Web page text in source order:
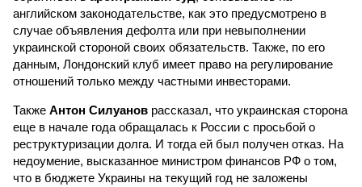
английском законодательстве, как это предусмотрено в
случае объявления дефолта или при невыполнении
украинской стороной своих обязательств. Также, по его
данным, Лондонский клуб имеет право на регулирование
отношений только между частными инвесторами.
Также Антон Силуанов рассказал, что украинская сторона
еще в начале года обращалась к России с просьбой о
реструктуризации долга. И тогда ей был получен отказ. На
недоумение, высказанное министром финансов РФ о том,
что в бюджете Украины на текущий год не заложены